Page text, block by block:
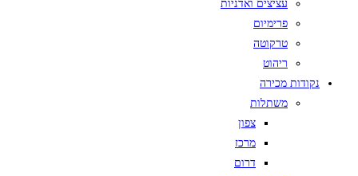
עציצים ואדניות
פרימיום
טרקוטה
ריהוט
נקודות מכירה
משתלות
צפון
מרכז
דרום